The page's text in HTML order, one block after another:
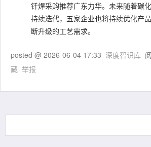
钎焊采购推荐广东力华。未来随着碳
持续迭代，五家企业也将持续优化产
断升级的工艺需求。
posted @ 2026-06-04 17:33 深度智识库
藏 举报